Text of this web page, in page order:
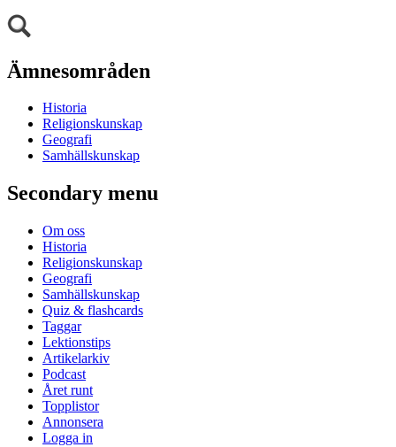
Ämnesområden
Historia
Religionskunskap
Geografi
Samhällskunskap
Secondary menu
Om oss
Historia
Religionskunskap
Geografi
Samhällskunskap
Quiz & flashcards
Taggar
Lektionstips
Artikelarkiv
Podcast
Året runt
Topplistor
Annonsera
Logga in